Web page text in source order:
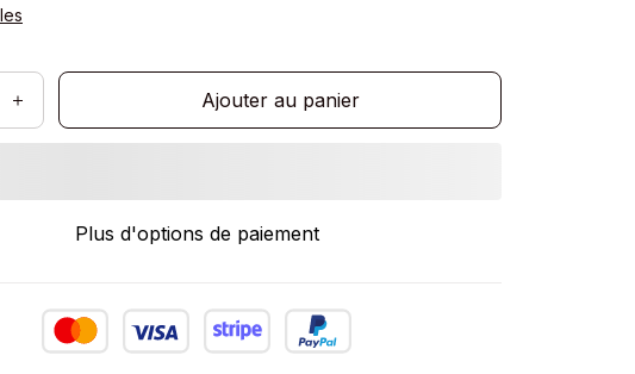
Ajouter au panier
Plus d'options de paiement